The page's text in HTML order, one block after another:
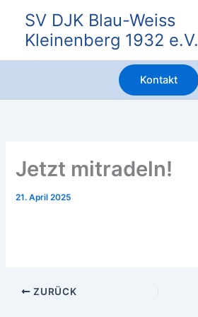
Inhalt
springen
SV DJK Blau-Weiss
Kleinenberg 1932 e.V.
Kontakt
Jetzt mitradeln!
21. April 2025
ZURÜCK